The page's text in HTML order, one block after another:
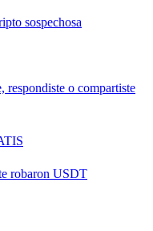
sospechosa
respondiste o compartiste
robaron USDT